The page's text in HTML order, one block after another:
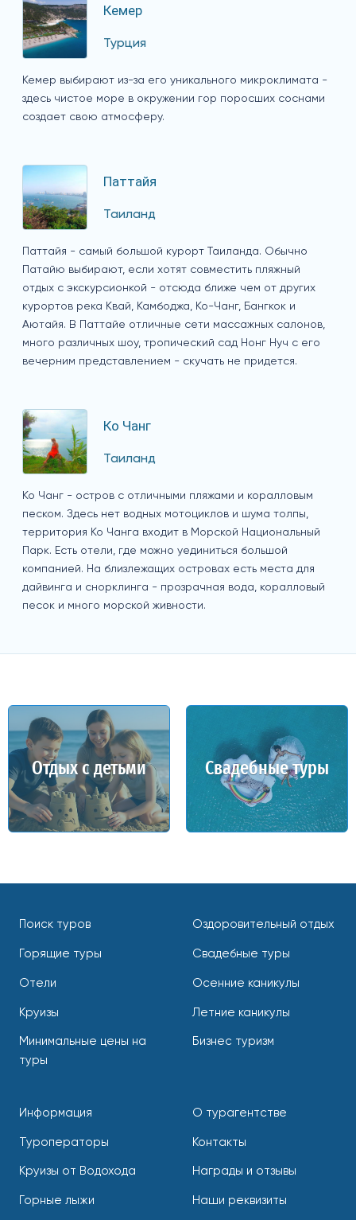
Кемер
Турция
Кемер выбирают из-за его уникального микроклимата -
здесь чистое море в окружении гор поросших соснами
создает свою атмосферу.
Паттайя
Таиланд
Паттайя - самый большой курорт Таиланда. Обычно
Патайю выбирают, если хотят совместить пляжный
отдых с экскурсионкой - отсюда ближе чем от других
курортов река Квай, Камбоджа, Ко-Чанг, Бангкок и
Аютайя. В Паттайе отличные сети массажных салонов,
много различных шоу, тропический сад Нонг Нуч с его
вечерним представлением - скучать не придется.
Ко Чанг
Таиланд
Ко Чанг - остров с отличными пляжами и коралловым
песком. Здесь нет водных мотоциклов и шума толпы,
территория Ко Чанга входит в Морской Национальный
Парк. Есть отели, где можно уединиться большой
компанией. На близлежащих островах есть места для
дайвинга и снорклинга - прозрачная вода, коралловый
песок и много морской живности.
Отдых с детьми Свадебные туры
Поиск туров
Горящие туры
Отели
Круизы
Минимальные цены на
туры
Оздоровительный отдых
Свадебные туры
Осенние каникулы
Летние каникулы
Бизнес туризм
Информация
Туроператоры
Круизы от Водохода
Горные лыжи
О турагентстве
Контакты
Награды и отзывы
Наши реквизиты